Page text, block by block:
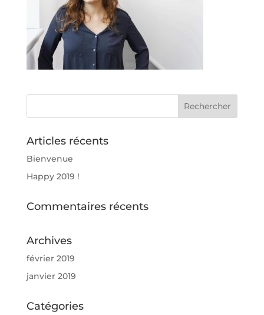
Articles récents
Bienvenue
Happy 2019 !
Commentaires récents
Archives
février 2019
janvier 2019
Catégories